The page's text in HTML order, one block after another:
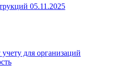
05.11.2025
для организаций